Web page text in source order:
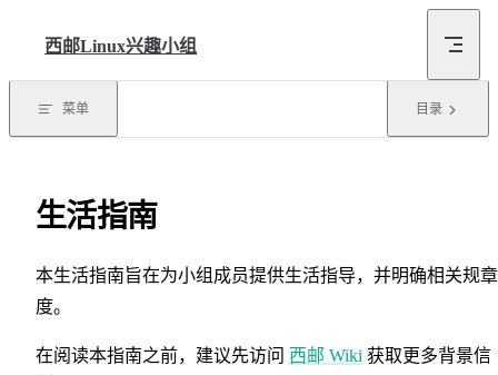
西邮Linux兴趣小组
菜单 目录
生活指南
本生活指南旨在为小组成员提供生活指导，并明确相关规
度。
在阅读本指南之前，建议先访问 西邮 Wiki 获取更多背景信